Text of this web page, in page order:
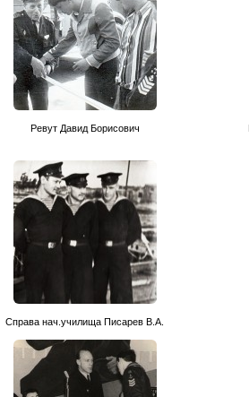
Ревут Давид Борисович
Справа нач.училища Писарев В.А.